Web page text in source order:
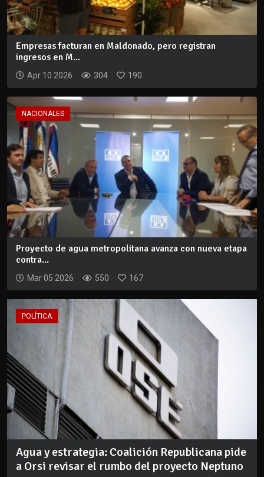
Empresas facturan en Maldonado, pero registran
ingresos en M...
Apr 10 2026 304 190
NACIONALES
Proyecto de agua metropolitana avanza con nueva etapa
contra...
Mar 05 2026 550 167
POLÍTICA
Agua y estrategia: Coalición Republicana pide
a Orsi revisar el rumbo del proyecto Neptuno